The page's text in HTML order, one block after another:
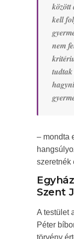
között
kell
nem
– mondta
szeretnék
Szent
A testület
Péter